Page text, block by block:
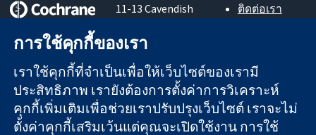
หลักฐานที่เชื่อถือ
ได้
สู่การตัดสินใจ
อย่างมีข้อมูล
เพื่อสุขภาพที่ดีขึ้น
11-13 Cavendish
London
United Kingdom
ติดต่อเรา
About us
ตำแหน่งงาน
Cochrane
Library
การใช้คุกกี้ของเรา
เราใช้คุกกี้ที่จำเป็นเพื่อให้เว็บไซต์ของเรามี
ประสิทธิภาพ เรายังต้องการตั้งค่าการวิเคราะห์
คุกกี้เพิ่มเติมเพื่อช่วยเราปรับปรุงเว็บไซต์ เราจะไม่
ตั้งค่าคุกกี้เสริมเว้นแต่คุณจะเปิดใช้งาน การใช้